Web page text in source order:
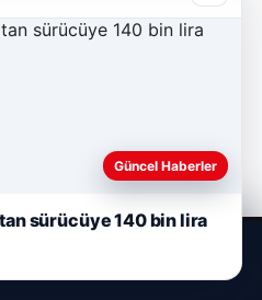
Güncel Haberler
sürücüye 140 bin lira